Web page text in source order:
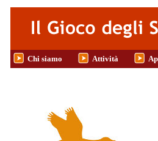
Salta al contenuto principale
Chi siamo Attività